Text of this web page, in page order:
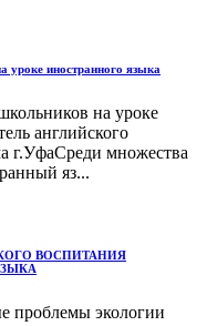
уроке иностранного языка
на уроке
английского
г.УфаСреди множества
яз...
ВОСПИТАНИЯ
проблемы экологии